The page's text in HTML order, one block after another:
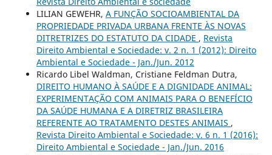
LILIAN GEWEHR, A FUNÇÃO SOCIOAMBIENTAL DA
PROPRIEDADE PRIVADA URBANA FRENTE ÀS NOVAS
DITRETRIZES DO ESTATUTO DA CIDADE , Revista
Direito Ambiental e Sociedade: v. 2 n. 1 (2012): Direito
Ambiental e Sociedade - Jan./Jun. 2012
Ricardo Libel Waldman, Cristiane Feldman Dutra,
DIREITO HUMANO À SAÚDE E A DIGNIDADE ANIMAL:
EXPERIMENTAÇÃO COM ANIMAIS PARA O BENEFÍCIO
DA SAÚDE HUMANA E A DIRETRIZ BRASILEIRA
REFERENTE AO TRATAMENTO DESTES ANIMAIS ,
Revista Direito Ambiental e Sociedade: v. 6 n. 1 (2016):
Direito Ambiental e Sociedade - Jan./Jun. 2016